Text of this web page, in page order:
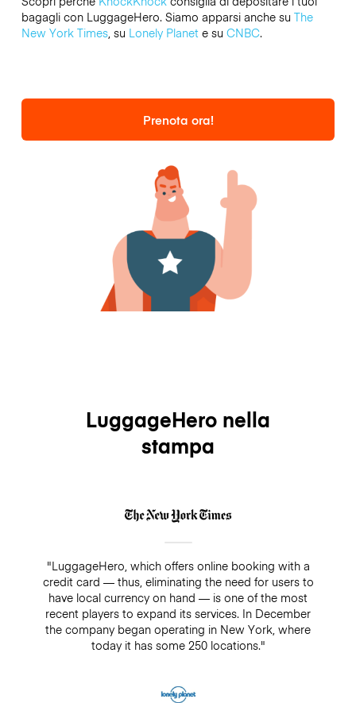
bagagli con LuggageHero. Siamo apparsi anche su The
New York Times, su Lonely Planete su CNBC.
Prenota ora!
LuggageHero nella
stampa
"LuggageHero, which offers online booking with a
credit card — thus, eliminating the need for users to
have local currency on hand — is one of the most
recent players to expand its services. In December
the company began operating in New York, where
today it has some 250 locations."